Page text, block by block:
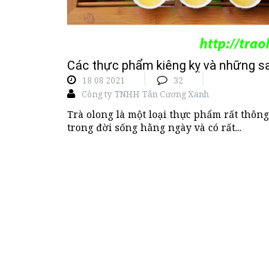
Các thực phẩm kiêng kỵ và những
18 08 2021
32
Công ty TNHH Tân Cương Xanh
Trà olong là một loại thực phẩm rất
trong đời sống hằng ngày và có rất...